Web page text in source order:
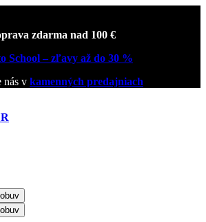
zdarma nad 100 €
School – zľavy až do 30 %
nás v kamenných predajniach